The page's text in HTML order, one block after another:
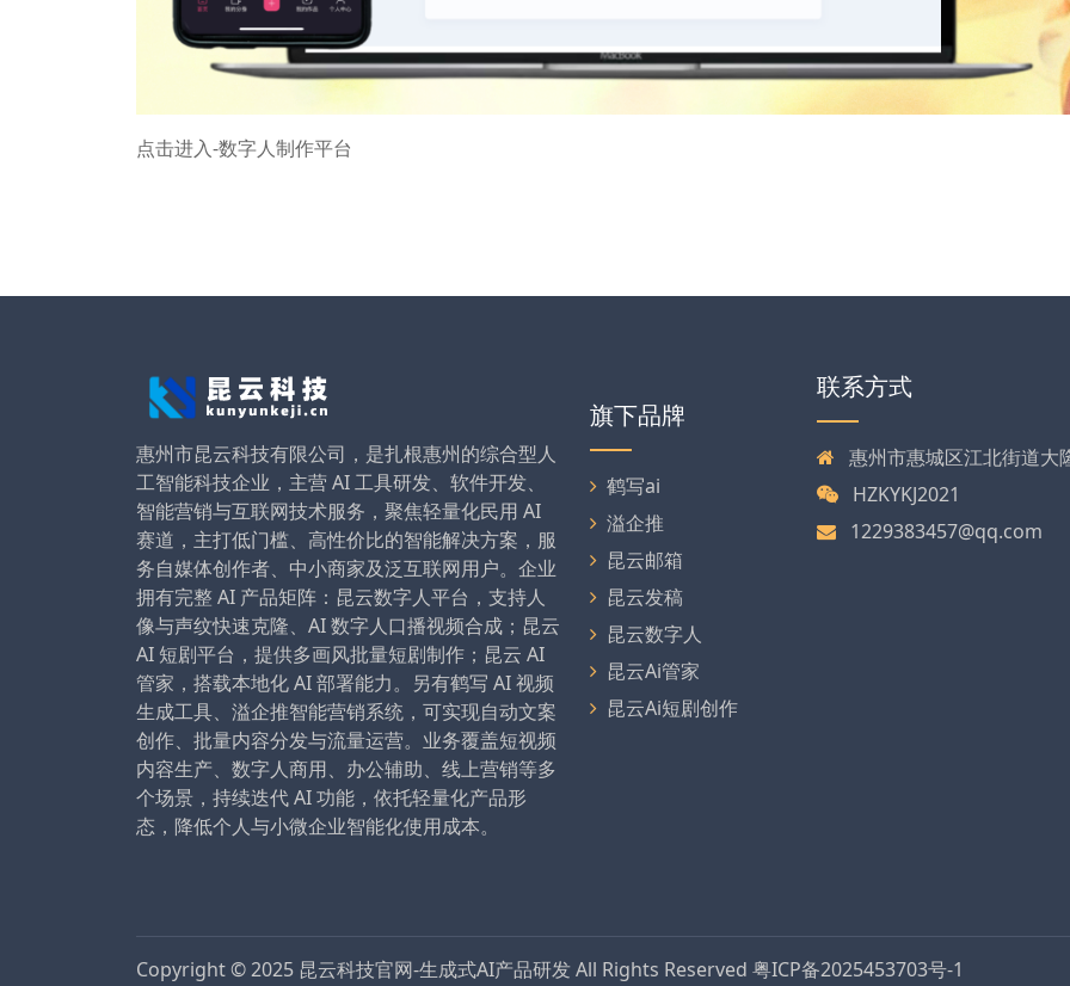
点击进入-数字人制作平台
惠州市昆云科技有限公司，是扎根惠州的综合型人
工智能科技企业，主营 AI 工具研发、软件开发、
智能营销与互联网技术服务，聚焦轻量化民用 AI
赛道，主打低门槛、高性价比的智能解决方案，服
务自媒体创作者、中小商家及泛互联网用户。企业
拥有完整 AI 产品矩阵：昆云数字人平台，支持人
像与声纹快速克隆、AI 数字人口播视频合成；昆云
AI 短剧平台，提供多画风批量短剧制作；昆云 AI
管家，搭载本地化 AI 部署能力。另有鹤写 AI 视频
生成工具、溢企推智能营销系统，可实现自动文案
创作、批量内容分发与流量运营。业务覆盖短视频
内容生产、数字人商用、办公辅助、线上营销等多
个场景，持续迭代 AI 功能，依托轻量化产品形
态，降低个人与小微企业智能化使用成本。
旗下品牌
鹤写ai
溢企推
昆云邮箱
昆云发稿
昆云数字人
昆云Ai管家
昆云Ai短剧创作
联系方式
惠州市惠城区江北街道大
HZKYKJ2021
1229383457@qq.com
Copyright © 2025 昆云科技官网-生成式AI产品研发All Rights Reserved 粤ICP备2025453703号-1